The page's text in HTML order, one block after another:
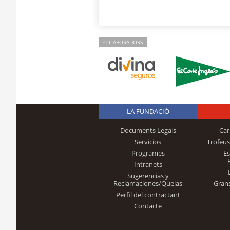
COLABORADORS
LA FUNDACIÓ
Documents Legals
Servicios
Programes
Intranets
Sugerencias y
Reclamaciones/Quejas
Perfil del contractant
Contacte